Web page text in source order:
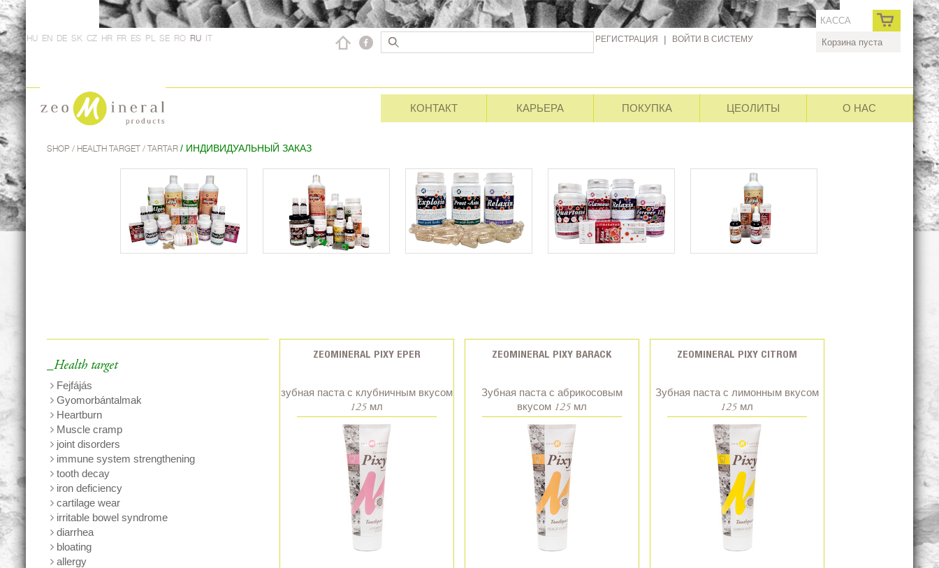
HU EN DE SK CZ HR FR ES PL SE RO RU IT РЕГИСТРАЦИЯ | ВОЙТИ В СИСТЕМУ
КАССА
Корзина пуста
О НАС
ЦЕОЛИТЫ
ПОКУПКА
КАРЬЕРА
КОНТАКТ
SHOP / HEALTH TARGET / TARTAR / ИНДИВИДУАЛЬНЫЙ ЗАКАЗ
_Health target
Fejfájás
Gyomorbántalmak
Heartburn
Muscle cramp
joint disorders
immune system strengthening
tooth decay
iron deficiency
cartilage wear
irritable bowel syndrome
diarrhea
bloating
allergy
ZEOMINERAL PIXY EPER
зубная паста с клубничным вкусом
125 мл
ZEOMINERAL PIXY BARACK
Зубная паста с абрикосовым
вкусом 125 мл
ZEOMINERAL PIXY CITROM
Зубная паста с лимонным вкусом
125 мл